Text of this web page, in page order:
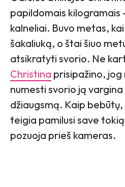
papildomais kilogramais
kalneliai. Buvo metas,
šakaliuką, o štai šiuo
atsikratyti svorio. Ne
Christina prisipažino,
numesti svorio ją
džiaugsmą. Kaip
teigia pamilusi save
pozuoja prieš kameras.